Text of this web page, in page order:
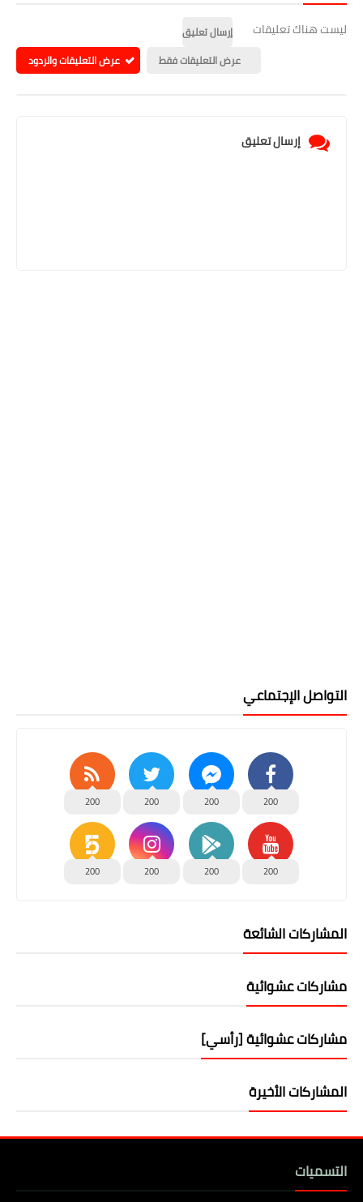
ليست هناك تعليقات
إرسال تعليق
عرض التعليقات فقط
عرض التعليقات والردود
إرسال تعليق
التواصل الإجتماعي
200
200
200
200
200
200
200
200
المشاركات الشائعة
مشاركات عشوائية
مشاركات عشوائية [رأسي]
المشاركات الأخيرة
التسميات